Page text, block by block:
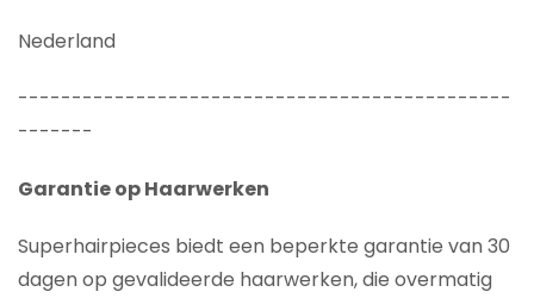
Nederland
----------------------------------------------
-------
Garantie op Haarwerken
Superhairpieces biedt een beperkte garantie van 30
dagen op gevalideerde haarwerken, die overmatig